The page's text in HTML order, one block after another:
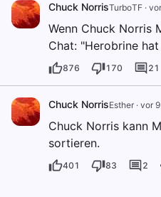
Chuck NorrisTurboTF ·
Wenn Chuck Norris
Chat: "Herobrine
876 170 21
Chuck NorrisEsther · vor
Chuck Norris kann
sortieren.
401 83 2